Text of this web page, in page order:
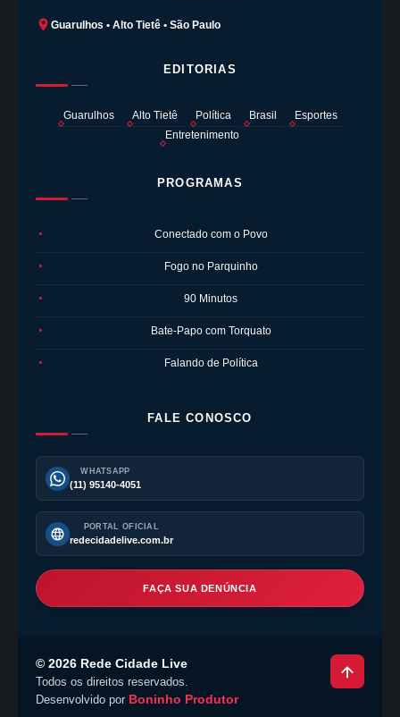
Guarulhos • Alto Tietê • São Paulo
EDITORIAS
Guarulhos Alto Tietê Política Brasil
Esportes
Entretenimento
PROGRAMAS
● Conectado com o Povo
● Fogo no Parquinho
● 90 Minutos
● Bate-Papo com Torquato
● Falando de Política
FALE CONOSCO
WHATSAPP
(11) 95140-4051
PORTAL OFICIAL
redecidadelive.com.br
FAÇA SUA DENÚNCIA
© 2026 Rede Cidade Live
Todos os direitos reservados.
Desenvolvido por Boninho Produtor